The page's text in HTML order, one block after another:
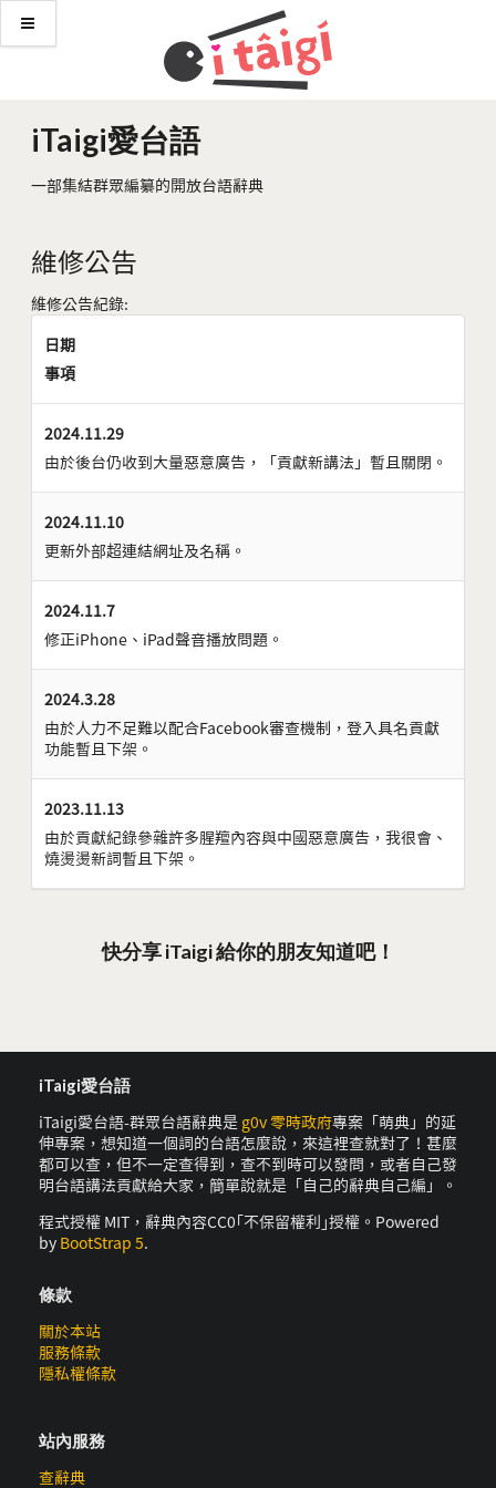
iTaigi愛台語
一部集結群眾編纂的開放台語辭典
維修公告
維修公告紀錄:
日期
事項
2024.11.29
由於後台仍收到大量惡意廣告，「貢獻新講法」暫且關閉。
2024.11.10
更新外部超連結網址及名稱。
2024.11.7
修正iPhone、iPad聲音播放問題。
2024.3.28
由於人力不足難以配合Facebook審查機制，登入具名貢獻
功能暫且下架。
2023.11.13
由於貢獻紀錄參雜許多腥羶內容與中國惡意廣告，我很會、
燒燙燙新詞暫且下架。
快分享 iTaigi 給你的朋友知道吧！
iTaigi愛台語
iTaigi愛台語-群眾台語辭典是 g0v 零時政府專案「萌典」的延
伸專案，想知道一個詞的台語怎麼說，來這裡查就對了！甚麼
都可以查，但不一定查得到，查不到時可以發問，或者自己發
明台語講法貢獻給大家，簡單說就是「自己的辭典自己編」。
程式授權 MIT，辭典內容CC0｢不保留權利｣授權。Powered
by BootStrap 5.
條款
關於本站
服務條款
隱私權條款
站內服務
查辭典